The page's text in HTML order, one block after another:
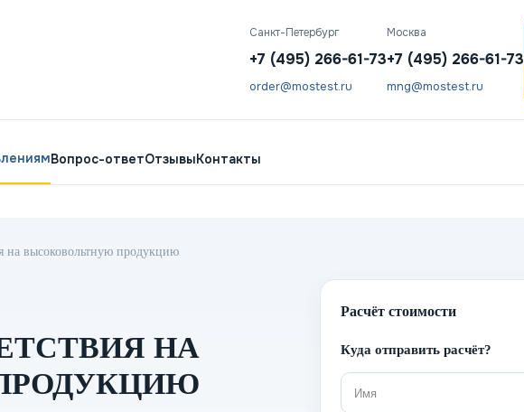
Санкт-Петербург
+7 (495) 266-61-73
order@mostest.ru
Москва
+7 (495) 266-61-73
mng@mostest.ru
Вопрос-ответОтзывыКонтакты
на высоковольтную продукцию
НА
Расчёт стоимости
Куда отправить расчёт?